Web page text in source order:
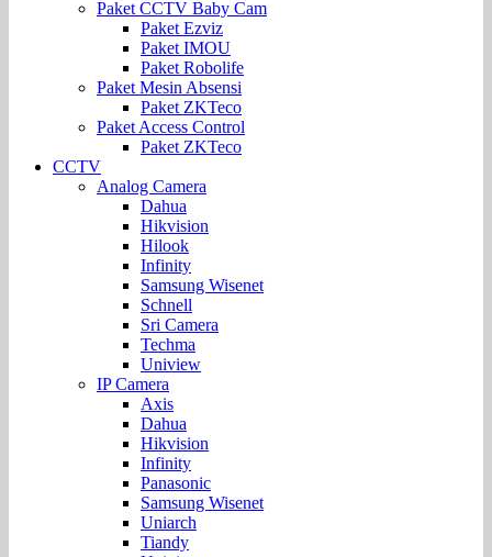
Paket CCTV Baby Cam
Paket Ezviz
Paket IMOU
Paket Robolife
Paket Mesin Absensi
Paket ZKTeco
Paket Access Control
Paket ZKTeco
CCTV
Analog Camera
Dahua
Hikvision
Hilook
Infinity
Samsung Wisenet
Schnell
Sri Camera
Techma
Uniview
IP Camera
Axis
Dahua
Hikvision
Infinity
Panasonic
Samsung Wisenet
Uniarch
Tiandy